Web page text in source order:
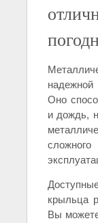
Оно
и дождь,
крыльца
Вы